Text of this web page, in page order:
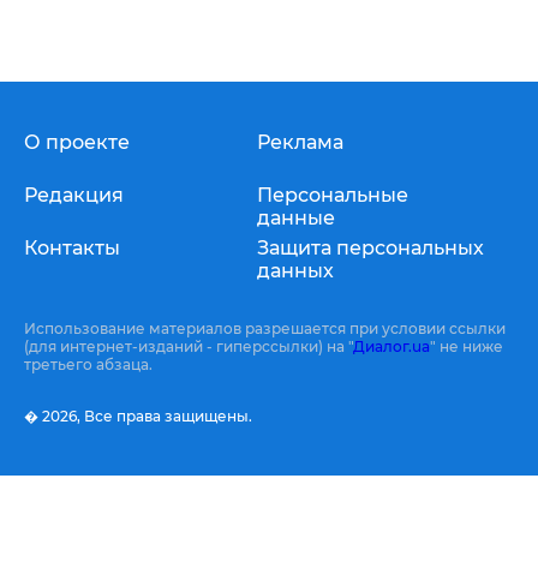
О проекте
Редакция
Контакты
Реклама
Персональные
данные
Защита персональных
данных
Использование материалов разрешается при условии ссылки
(для интернет-изданий - гиперссылки) на "Диалог.ua" не ниже
третьего абзаца.
� 2026, Все права защищены.